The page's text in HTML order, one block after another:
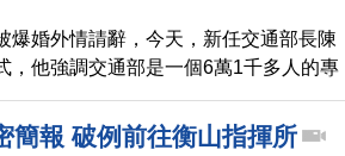
爆婚外情請辭，今天，新任交通部長陳
，他強調交通部是一個6萬1千多人的專
盾。而面對外界質疑47歲的陳世凱，沒
做出回應。
簡報 破例前往衡山指揮所